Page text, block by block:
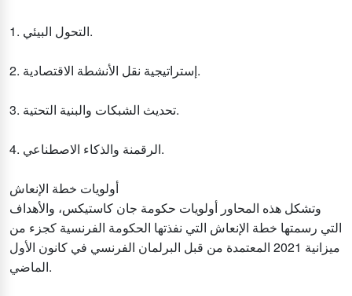
1. التحول البيئي.
2. إستراتيجية نقل الأنشطة الاقتصادية.
3. تحديث الشبكات والبنية التحتية.
4. الرقمنة والذكاء الاصطناعي.
أولويات خطة الإنعاش
وتشكل هذه المحاور أولويات حكومة جان كاستيكس، والأهداف
التي رسمتها خطة الإنعاش التي نفذتها الحكومة الفرنسية كجزء من
ميزانية 2021 المعتمدة من قبل البرلمان الفرنسي في كانون الأول
الماضي.